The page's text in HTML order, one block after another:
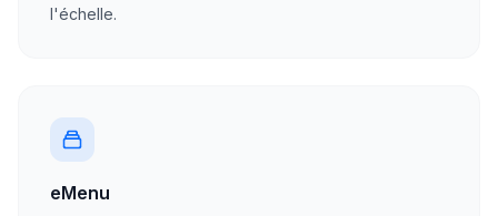
l'échelle.
eMenu